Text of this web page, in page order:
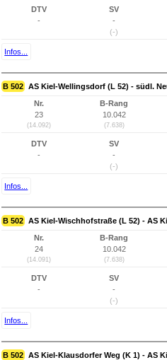
DTV
-
SV
-
(-)
Infos...
B 502 AS Kiel-Wellingsdorf (L 52) - südl.
Nr.
23
(14.092)
B-Rang
10.042
(7.638)
DTV
-
SV
-
(-)
Infos...
B 502 AS Kiel-Wischhofstraße (L 52) - AS
Nr.
24
(14.091)
B-Rang
10.042
(7.638)
DTV
-
SV
-
(-)
Infos...
B 502 AS Kiel-Klausdorfer Weg (K 1) - AS